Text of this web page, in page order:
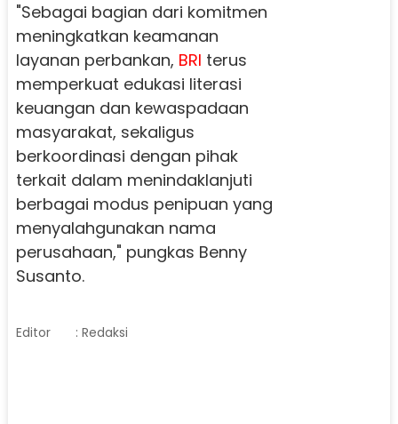
"Sebagai bagian dari komitmen
meningkatkan keamanan
layanan perbankan, BRI terus
memperkuat edukasi literasi
keuangan dan kewaspadaan
masyarakat, sekaligus
berkoordinasi dengan pihak
terkait dalam menindaklanjuti
berbagai modus penipuan yang
menyalahgunakan nama
perusahaan," pungkas Benny
Susanto.
Editor : Redaksi